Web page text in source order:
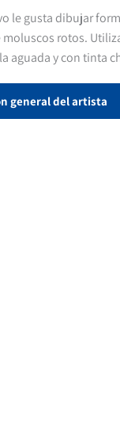
le gusta dibujar
rotos.
aguada y con tinta
general del artista